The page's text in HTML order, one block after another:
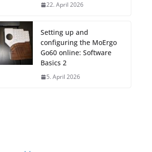
22. April 2026
Setting up and
configuring the MoErgo
Go60 online: Software
Basics 2
5. April 2026